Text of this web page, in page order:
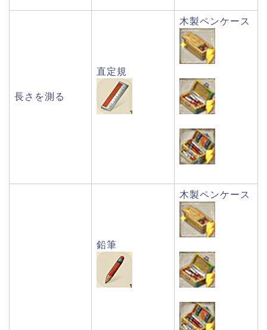
長さを測る
直定規
木製ペンケース
鉛筆
木製ペンケース